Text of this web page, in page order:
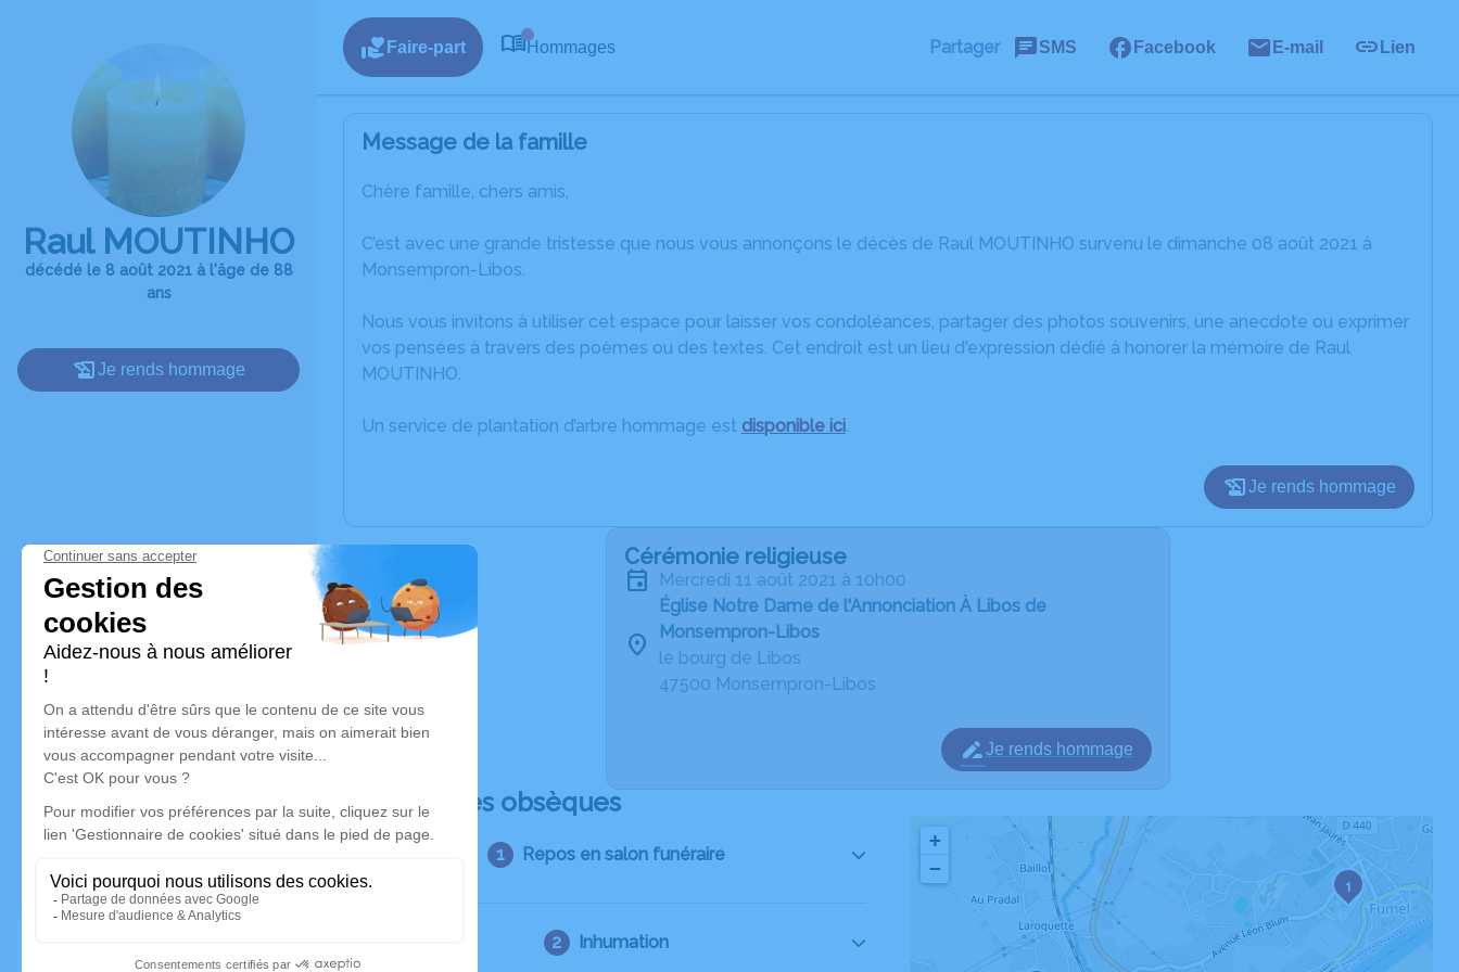
Raul MOUTINHO
décédé le 8 août 2021 à l'âge de 88
ans
Je rends hommage
Faire-part Hommages Partager SMS Facebook E-mail Lien
Message de la famille
Chère famille, chers amis,
C’est avec une grande tristesse que nous vous annonçons le décès de Raul MOUTINHO survenu le dimanche 08 août 2021 à
Monsempron-Libos.
Nous vous invitons à utiliser cet espace pour laisser vos condoléances, partager des photos souvenirs, une anecdote ou exprimer
vos pensées à travers des poèmes ou des textes. Cet endroit est un lieu d'expression dédié à honorer la mémoire de Raul
MOUTINHO.
Un service de plantation d’arbre hommage est disponible ici.
Je rends hommage
Cérémonie religieuse
mercredi 11 août 2021 à 10h00
Église Notre Dame de l'Annonciation À Libos de
Monsempron-Libos
le bourg de Libos
47500 Monsempron-Libos
Je rends hommage
Déroulé des obsèques
Repos en salon funéraire
Inhumation
1
+
−